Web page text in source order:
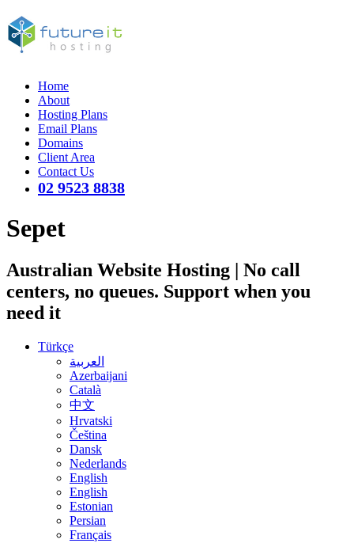
Home
About
Hosting Plans
Email Plans
Domains
Client Area
Contact Us
02 9523 8838
Sepet
Australian Website Hosting | No call
centers, no queues. Support when you
need it
Türkçe
العربية
Azerbaijani
Català
中文
Hrvatski
Čeština
Dansk
Nederlands
English
English
Estonian
Persian
Français